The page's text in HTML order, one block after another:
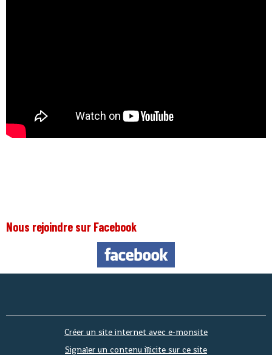
Nous rejoindre sur Facebook
Créer un site internet avec e-monsite
Signaler un contenu illicite sur ce site